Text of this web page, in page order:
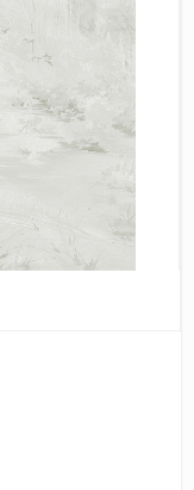
Marburg